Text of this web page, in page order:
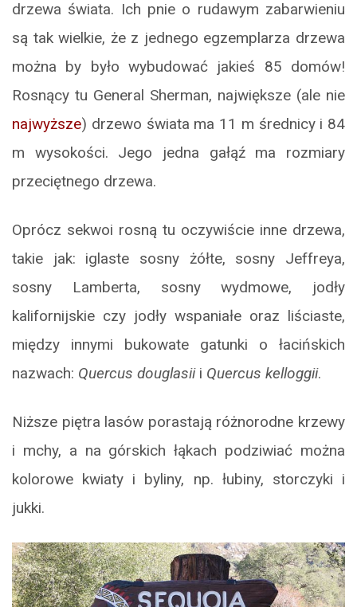
drzewa świata. Ich pnie o rudawym zabarwieniu
są tak wielkie, że z jednego egzemplarza drzewa
można by było wybudować jakieś 85 domów!
Rosnący tu General Sherman, największe (ale nie
najwyższe) drzewo świata ma 11 m średnicy i 84
m wysokości. Jego jedna gałąź ma rozmiary
przeciętnego drzewa.
Oprócz sekwoi rosną tu oczywiście inne drzewa,
takie jak: iglaste sosny żółte, sosny Jeffreya,
sosny Lamberta, sosny wydmowe, jodły
kalifornijskie czy jodły wspaniałe oraz liściaste,
między innymi bukowate gatunki o łacińskich
nazwach: Quercus douglasiii Quercus kelloggii.
Niższe piętra lasów porastają różnorodne krzewy
i mchy, a na górskich łąkach podziwiać można
kolorowe kwiaty i byliny, np. łubiny, storczyki i
jukki.